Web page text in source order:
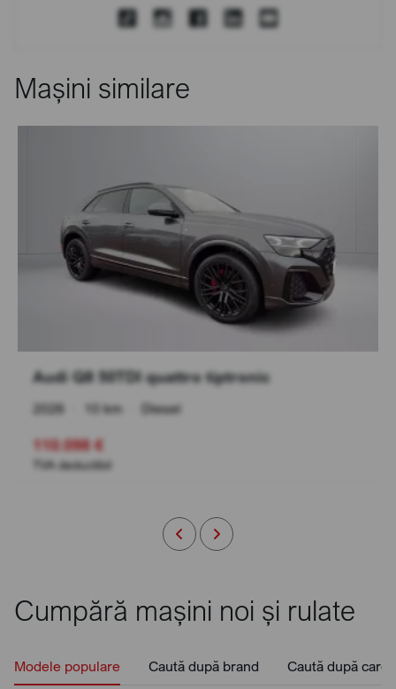
Mașini similare
Audi Q8 50TDI quattro tiptronic
2026 10 km Diesel
110.098 €
TVA deductibil
Cumpără mașini noi și rulate
Modele populare Caută după brand Caută după